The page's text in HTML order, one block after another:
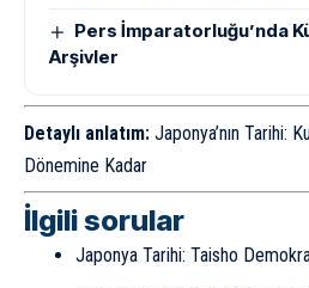
Pers İmparatorluğu’nda
Arşivler
Detaylı anlatım: Japonya’nın Tarihi:
Dönemine Kadar
İlgili sorular
Japonya Tarihi: Taisho